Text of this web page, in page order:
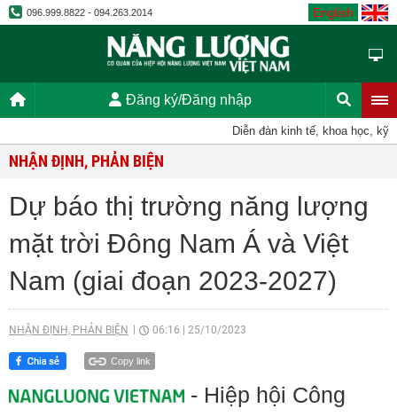
096.999.8822 - 094.263.2014 English
Đăng ký/Đăng nhập
Diễn đàn kinh tế, khoa học, kỹ
NHẬN ĐỊNH, PHẢN BIỆN
Dự báo thị trường năng lượng
mặt trời Đông Nam Á và Việt
Nam (giai đoạn 2023-2027)
NHẬN ĐỊNH, PHẢN BIỆN 06:16 25/10/2023
Copy link
- Hiệp hội Công